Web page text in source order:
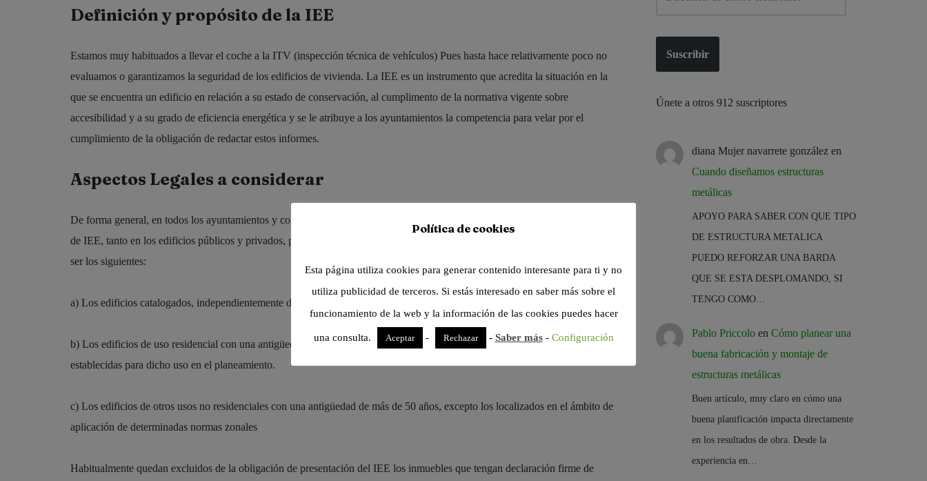
Definición y propósito de la IEE
Estamos muy habituados a llevar el coche a la ITV (inspección técnica de vehículos) Pues hasta hace relativamente poco no
evaluamos o garantizamos la seguridad de los edificios de vivienda. La IEE es un instrumento que acredita la situación en la
que se encuentra un edificio en relación a su estado de conservación, al cumplimento de la normativa vigente sobre
accesibilidad y a su grado de eficiencia energética y se le atribuye a los ayuntamientos la competencia para velar por el
cumplimiento de la obligación de redactar estos informes.
Aspectos Legales a considerar
De forma general, en todos los ayuntamientos y comunidades, los edificios existentes en el término municipal deben disponer
de IEE, tanto en los edificios públicos y privados, para los que así lo exige la normativa autonómica y específicamente suelen
ser los siguientes:
a) Los edificios catalogados, independientemente de su antigüedad y uso.
b) Los edificios de uso residencial con una antigüedad de más de 50 años, conforme a la definición y clasificación
establecidas para dicho uso en el planeamiento.
c) Los edificios de otros usos no residenciales con una antigüedad de más de 50 años, excepto los localizados en el ámbito de
aplicación de determinadas normas zonales
Habitualmente quedan excluidos de la obligación de presentación del IEE los inmuebles que tengan declaración firme de
Suscribir
Únete a otros 912 suscriptores
diana Mujer navarrete gonzález en
Cuando diseñamos estructuras
metálicas
APOYO PARA SABER CON QUE TIPO
DE ESTRUCTURA METALICA
PUEDO REFORZAR UNA BARDA
QUE SE ESTA DESPLOMANDO, SI
TENGO COMO…
Pablo Priccolo en Cómo planear una
buena fabricación y montaje de
estructuras metálicas
Buen artículo, muy claro en cómo una
buena planificación impacta directamente
en los resultados de obra. Desde la
experiencia en…
Política de cookies
Esta página utiliza cookies para generar contenido interesante para ti y no
utiliza publicidad de terceros. Si estás interesado en saber más sobre el
funcionamiento de la web y la información de las cookies puedes hacer
una consulta. Aceptar - Rechazar - Saber más- Configuración